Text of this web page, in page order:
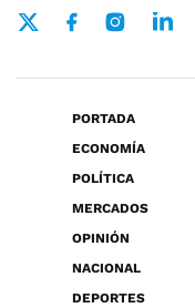
PORTADA
ECONOMÍA
POLÍTICA
MERCADOS
OPINIÓN
NACIONAL
DEPORTES